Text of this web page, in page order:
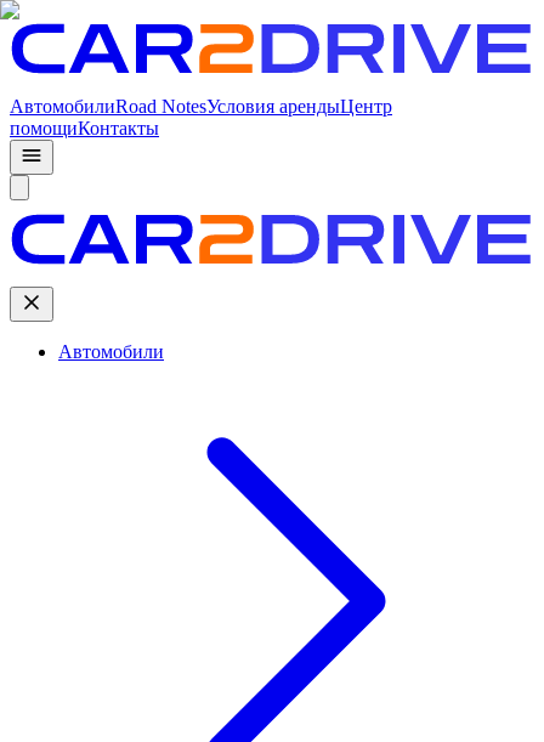
АвтомобилиRoad NotesУсловия арендыЦентр
помощиКонтакты
Автомобили